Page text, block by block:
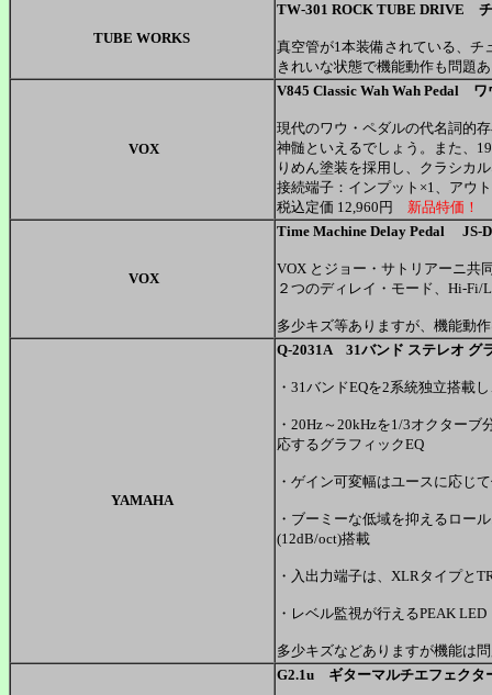
TUBE WORKS
TW-301 ROCK TUBE DRIVE
真空管が1本装備されている、チ
きれいな状態で機能動作も問題
VOX
V845 Classic Wah Wah Pedal
現代のワウ・ペダルの代名詞的
神髄といえるでしょう。また、
りめん塗装を採用し、クラシカ
接続端子：インプット×1、アウ
税込定価 12,960円 新品特価！
VOX
Time Machine Delay Pedal JS-
VOX とジョー・サトリアーニ共
２つのディレイ・モード、Hi-
多少キズ等ありますが、機能動
YAMAHA
Q-2031A 31バンド ステレオ グ
・31バンドEQを2系統独立搭載
・20Hz～20kHzを1/3オクター
応するグラフィックEQ
・ゲイン可変幅はユースに応じ
・ブーミーな低域を抑えるロー
(12dB/oct)搭載
・入出力端子は、XLRタイプと
・レベル監視が行えるPEAK LED
多少キズなどありますが機能は
G2.1u ギターマルチエフェクタ